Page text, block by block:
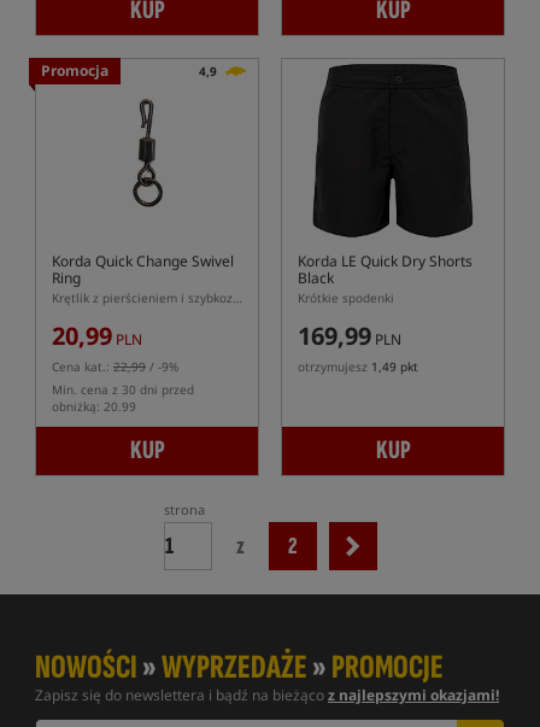
KUP KUP
Promocja 4,9
Korda Quick Change Swivel
Ring
Krętlik z pierścieniem i szybkozłaczką
20,99 PLN
Cena kat.: 22,99 / -9%
Min. cena z 30 dni przed
obniżką: 20.99
KUP
Korda LE Quick Dry Shorts
Black
Krótkie spodenki
169,99 PLN
otrzymujesz 1,49 pkt
KUP
strona
z 2
NOWOŚCI»WYPRZEDAŻE»PROMOCJE
Zapisz się do newslettera i bądź na bieżącoz najlepszymi okazjami!